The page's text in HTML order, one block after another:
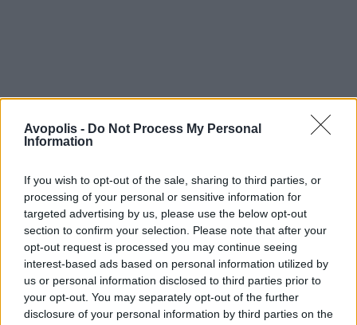
Avopolis - Do Not Process My Personal
Information
If you wish to opt-out of the sale, sharing to third parties, or
processing of your personal or sensitive information for
targeted advertising by us, please use the below opt-out
section to confirm your selection. Please note that after your
opt-out request is processed you may continue seeing
interest-based ads based on personal information utilized by
us or personal information disclosed to third parties prior to
your opt-out. You may separately opt-out of the further
disclosure of your personal information by third parties on the